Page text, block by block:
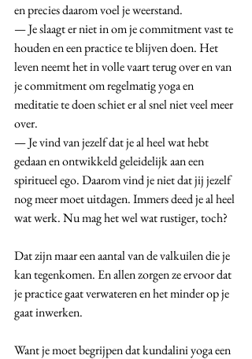
en precies daarom voel je weerstand.
— Je slaagt er niet in om je commitment vast te
houden en een practice te blijven doen. Het
leven neemt het in volle vaart terug over en van
je commitment om regelmatig yoga en
meditatie te doen schiet er al snel niet veel meer
over.
— Je vind van jezelf dat je al heel wat hebt
gedaan en ontwikkeld geleidelijk aan een
spiritueel ego. Daarom vind je niet dat jij jezelf
nog meer moet uitdagen. Immers deed je al heel
wat werk. Nu mag het wel wat rustiger, toch?
Dat zijn maar een aantal van de valkuilen die je
kan tegenkomen. En allen zorgen ze ervoor dat
je practice gaat verwateren en het minder op je
gaat inwerken.
Want je moet begrijpen dat kundalini yoga een